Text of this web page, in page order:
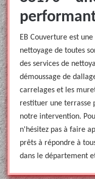
EB Couverture est
nettoyage de toutes
des services de
démoussage de
carrelages et les
restituer une terrasse
notre intervention.
n'hésitez pas à faire
prêts à répondre à
dans le département